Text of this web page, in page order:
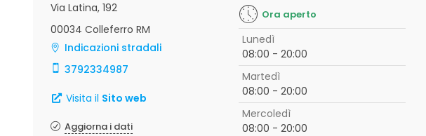
Via Latina, 192
00034 Colleferro RM
Indicazioni stradali
3792334987
Visita il Sito web
Aggiorna i dati
Ora aperto
Lunedì
08:00 - 20:00
Martedì
08:00 - 20:00
Mercoledì
08:00 - 20:00